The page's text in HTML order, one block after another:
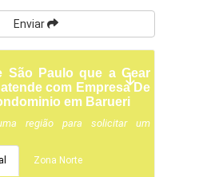
Enviar
São Paulo que a Gear
com Empresa De
em Barueri
região para solicitar um
Zona Norte